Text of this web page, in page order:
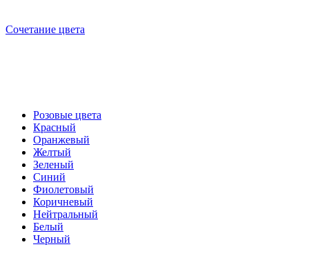
Сочетание цвета
Розовые цвета
Красный
Оранжевый
Желтый
Зеленый
Синий
Фиолетовый
Коричневый
Нейтральный
Белый
Черный